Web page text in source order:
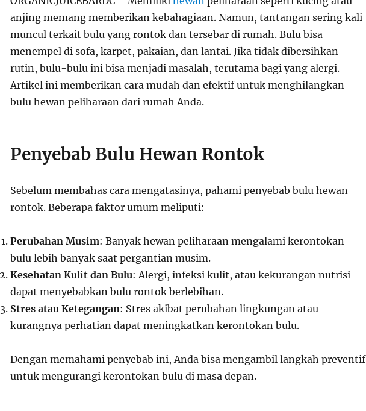
anjing memang memberikan kebahagiaan. Namun, tantangan sering kali
muncul terkait bulu yang rontok dan tersebar di rumah. Bulu bisa
menempel di sofa, karpet, pakaian, dan lantai. Jika tidak dibersihkan
rutin, bulu-bulu ini bisa menjadi masalah, terutama bagi yang alergi.
Artikel ini memberikan cara mudah dan efektif untuk menghilangkan
bulu hewan peliharaan dari rumah Anda.
Penyebab Bulu Hewan Rontok
Sebelum membahas cara mengatasinya, pahami penyebab bulu hewan
rontok. Beberapa faktor umum meliputi:
Perubahan Musim: Banyak hewan peliharaan mengalami kerontokan
bulu lebih banyak saat pergantian musim.
Kesehatan Kulit dan Bulu: Alergi, infeksi kulit, atau kekurangan nutrisi
dapat menyebabkan bulu rontok berlebihan.
Stres atau Ketegangan: Stres akibat perubahan lingkungan atau
kurangnya perhatian dapat meningkatkan kerontokan bulu.
Dengan memahami penyebab ini, Anda bisa mengambil langkah preventif
untuk mengurangi kerontokan bulu di masa depan.